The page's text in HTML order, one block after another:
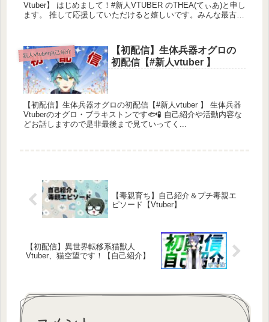
Vtuber】 はじめまして！#新人VTUBER のTHEA(てぃあ)と申し
ます。 推して応援していただけると嬉しいです。みんな最古参
新人Vtuber自己紹介
【初配信】生体兵器オグロの
初配信【#新人vtuber 】
【初配信】生体兵器オグロの初配信【#新人vtuber 】 生体兵器
Vtuberのオグロ・ブラキストンです🐟🧪 自己紹介や活動内容な
どお話しますので是非最後まで見ていってく...
【毒親育ち】自己紹介＆プチ毒親エ
ピソード【Vtuber】
【初配信】異世界転移系猫獣人
Vtuber、猫空望です！【自己紹介】